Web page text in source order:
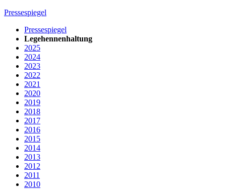
Pressespiegel
Pressespiegel
Legehennenhaltung
2025
2024
2023
2022
2021
2020
2019
2018
2017
2016
2015
2014
2013
2012
2011
2010